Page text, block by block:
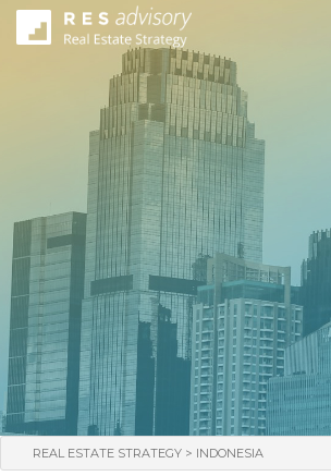
REAL ESTATE STRATEGY > INDONESIA